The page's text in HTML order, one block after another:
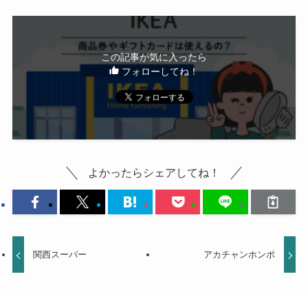
この記事が気に入ったら
フォローしてね！
よかったらシェアしてね！
関西スーパー アカチャンホンポ